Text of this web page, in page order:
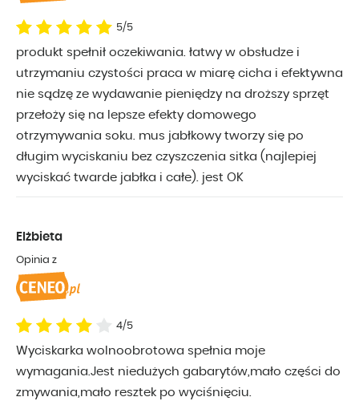
5/5
produkt spełnił oczekiwania. łatwy w obsłudze i
utrzymaniu czystości praca w miarę cicha i efektywna
nie sądzę ze wydawanie pieniędzy na droższy sprzęt
przełoży się na lepsze efekty domowego
otrzymywania soku. mus jabłkowy tworzy się po
długim wyciskaniu bez czyszczenia sitka (najlepiej
wyciskać twarde jabłka i całe). jest OK
4/5
Wyciskarka wolnoobrotowa spełnia moje
wymagania.Jest niedużych gabarytów,mało części do
zmywania,mało resztek po wyciśnięciu.
Elżbieta
Opinia z